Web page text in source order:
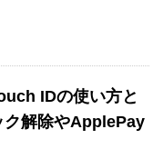
IDの使い方と
ク解除やApplePay